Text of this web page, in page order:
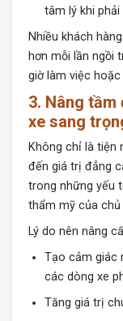
tâm lý khi
Nhiều khách
hơn mỗi lần ngồi
giờ làm việc
3. Nâng
xe sang
Không chỉ là tiện
đến giá trị đẳng
trong những yếu
thẩm mỹ của chủ
Lý do nên nâng
Tạo cảm giác
các dòng xe
Tăng giá trị